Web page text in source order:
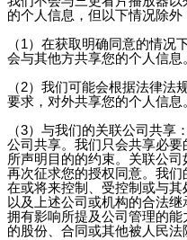
的个人信息，但以下情况除外
（1）在获取明确同意的情况
会与其他方共享您的个人信息
（2）我们可能会根据法律法
要求，对外共享您的个人信息
（3）与我们的关联公司共享
公司共享。我们只会共享必
所声明目的的约束。关联公
再次征求您的授权同意。我
在或将来控制、受控制或与
以及上述公司或机构的合法继
拥有影响所提及公司管理的
的股份、合同或其他被人民法